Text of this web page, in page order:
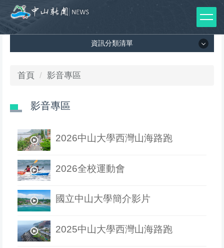
到
主
資訊分類清單
資訊分類清單
所有新聞列表
影音專區
出版品
師生榮譽
首頁 影音專區
影音專區
2026中山大學西灣山海路跑
2026全校運動會
國立中山大學簡介影片
2025中山大學西灣山海路跑